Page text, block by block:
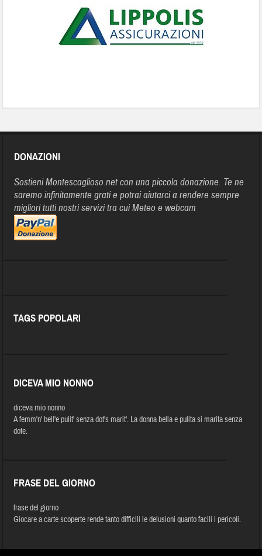
DONAZIONI
Sostieni Montescaglioso.net con una piccola donazione. Te ne
saremo infinitamente grati e potrai aiutarci a rendere sempre
migliori tutti nostri servizi tra cui Meteo e webcam
TAGS POPOLARI
DICEVA MIO NONNO
diceva mio nonno
A femm'n' bell'e pulit' senza dot's marit'. La donna bella e pulita si marita senza
dote.
FRASE DEL GIORNO
frase del giorno
Giocare a carte scoperte rende tanto difficili le delusioni quanto facili i pericoli.